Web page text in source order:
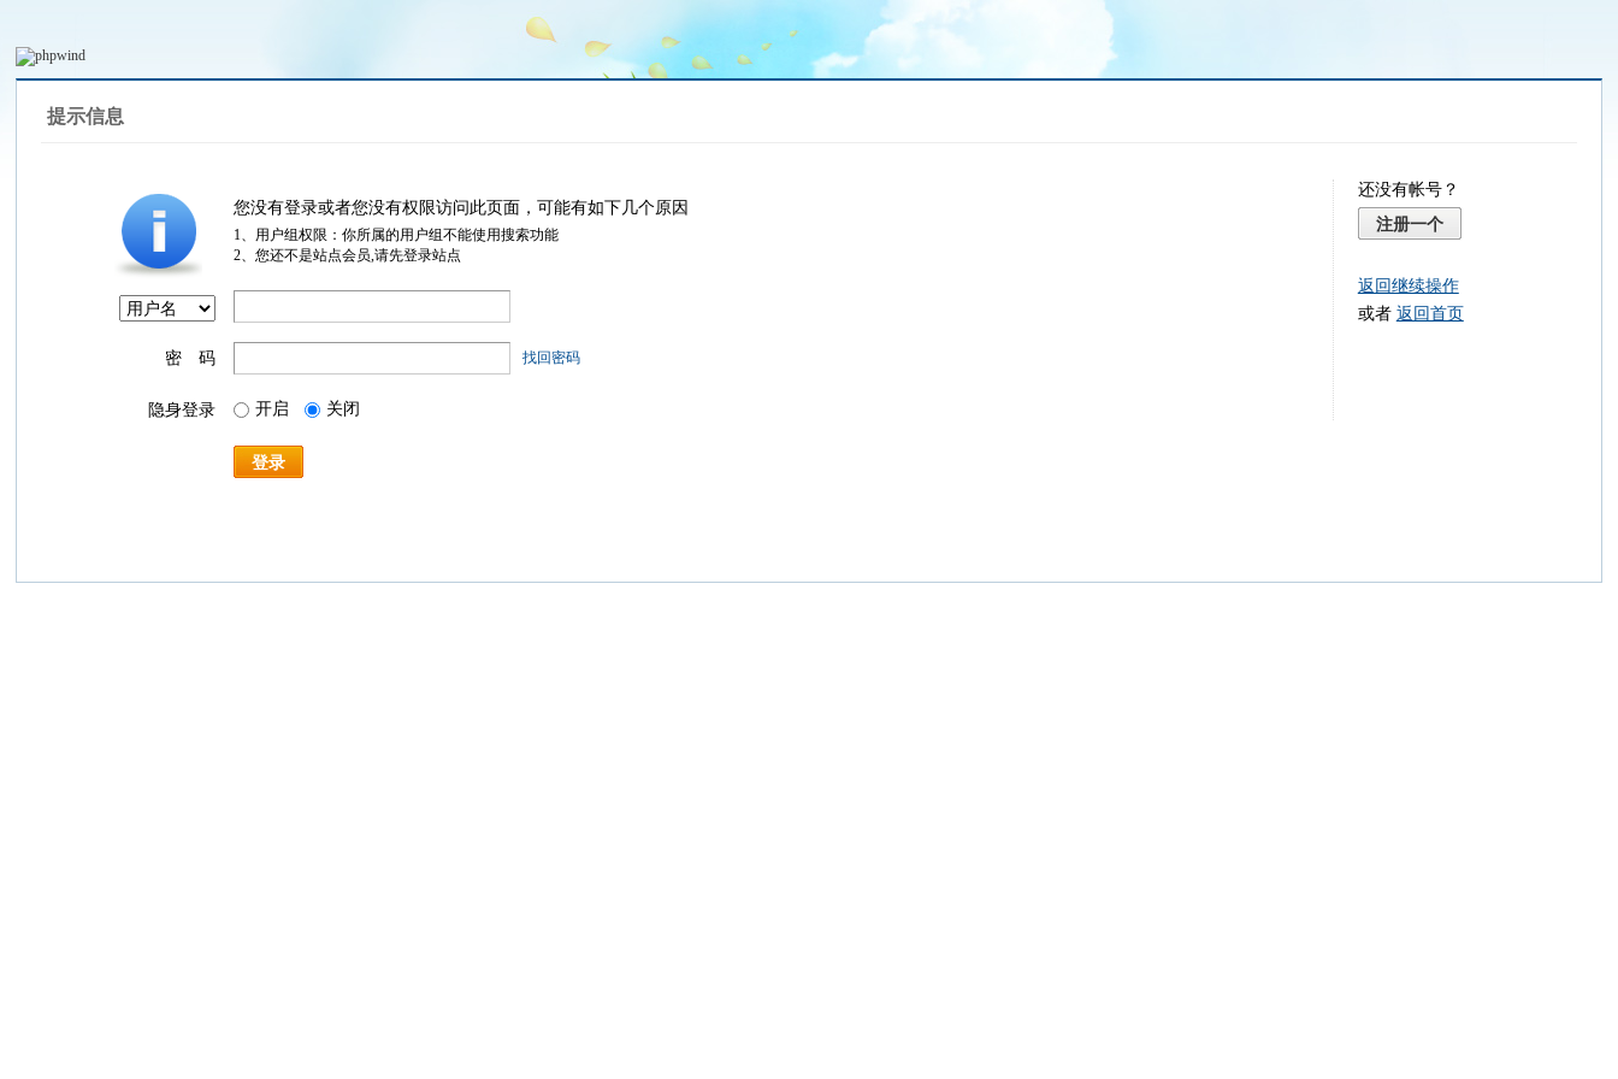
提示信息
您没有登录或者您没有权限访问此页面，可能有如下几个原因
1、用户组权限：你所属的用户组不能使用搜索功能
2、您还不是站点会员,请先登录站点
密 码 找回密码
隐身登录 开启 关闭
登录
还没有帐号？
注册一个
返回继续操作
或者 返回首页